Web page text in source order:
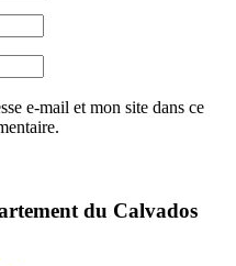
e-mail et mon site dans ce
du Calvados